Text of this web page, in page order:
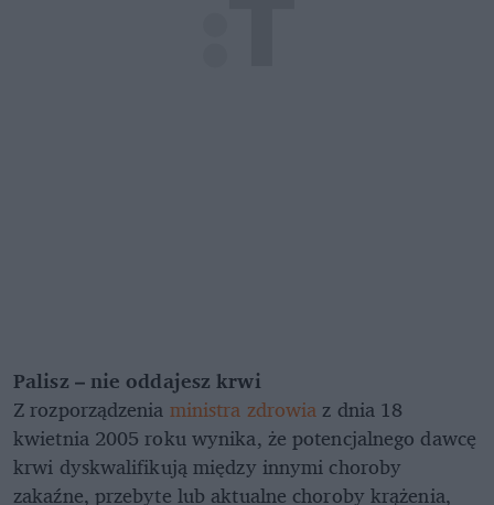
Palisz – nie oddajesz krwi
Z rozporządzenia ministra zdrowia z dnia 18
kwietnia 2005 roku wynika, że potencjalnego dawcę
krwi dyskwalifikują między innymi choroby
zakaźne, przebyte lub aktualne choroby krążenia,